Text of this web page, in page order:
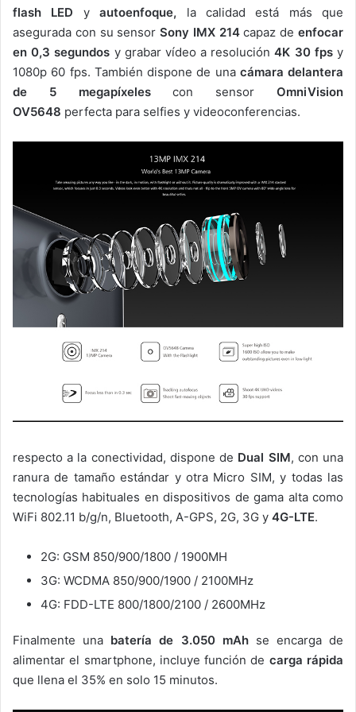
flash LED yautoenfoque, la calidad está más que
asegurada con su sensorSony IMX 214capaz deenfocar
en 0,3 segundos y grabar vídeo a resolución4K 30 fpsy
1080p 60 fps. También dispone de una cámara delantera
de 5 megapíxelescon sensor OmniVision
OV5648 perfecta para selfies y videoconferencias.
respecto a la conectividad, dispone de Dual SIM, con una
ranura de tamaño estándar y otra Micro SIM, y todas las
tecnologías habituales en dispositivos de gama alta como
WiFi 802.11 b/g/n, Bluetooth, A-GPS, 2G, 3G y 4G-LTE.
2G: GSM 850/900/1800 / 1900MH
3G: WCDMA 850/900/1900 / 2100MHz
4G: FDD-LTE 800/1800/2100 / 2600MHz
Finalmente una batería de 3.050 mAhse encarga de
alimentar el smartphone, incluye función de carga rápida
que llena el 35% en solo 15 minutos.